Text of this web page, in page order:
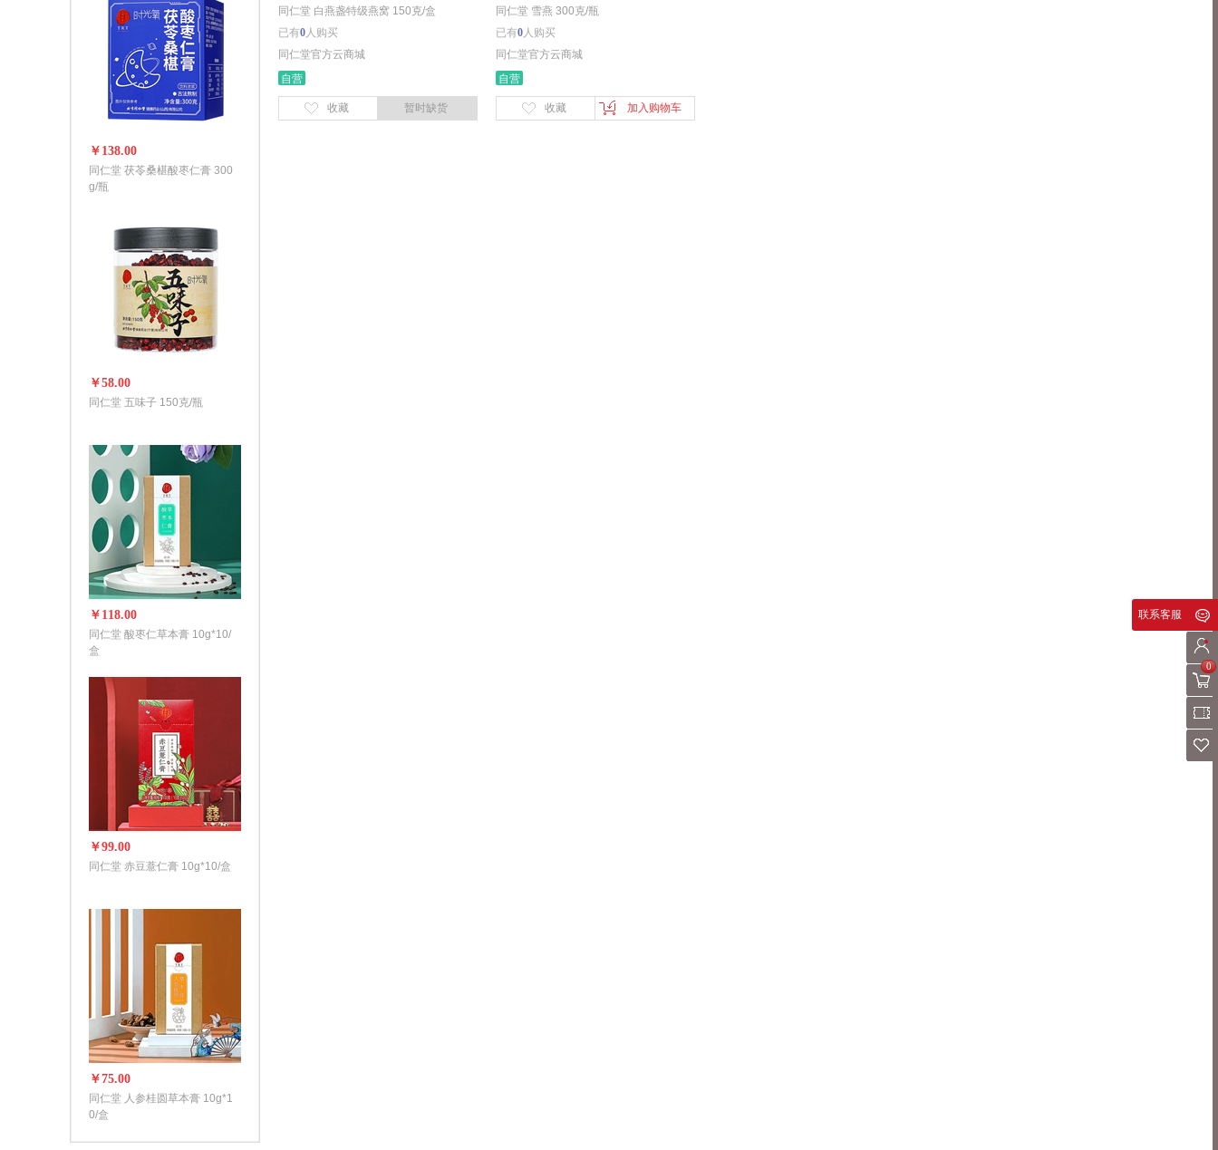
同仁堂 白燕盏特级燕窝 150克/盒
已有0人购买
同仁堂官方云商城
自营
收藏 暂时缺货
同仁堂 雪燕 300克/瓶
已有0人购买
同仁堂官方云商城
自营
收藏 加入购物车
￥138.00
同仁堂 茯苓桑椹酸枣仁膏 300
g/瓶
￥58.00
同仁堂 五味子 150克/瓶
￥118.00
同仁堂 酸枣仁草本膏 10g*10/
盒
￥99.00
同仁堂 赤豆薏仁膏 10g*10/盒
￥75.00
同仁堂 人参桂圆草本膏 10g*1
0/盒
联系客服
0